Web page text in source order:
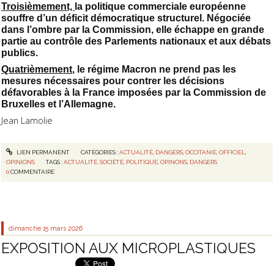
Troisièmement, la politique commerciale européenne
souffre d’un déficit démocratique structurel. Négociée
dans l’ombre par la Commission, elle échappe en grande
partie au contrôle des Parlements nationaux et aux débats
publics.
Quatrièmement, le régime Macron ne prend pas les
mesures nécessaires pour contrer les décisions
défavorables à la France imposées par la Commission de
Bruxelles et l’Allemagne.
Jean Lamolie
LIEN PERMANENT CATÉGORIES :ACTUALITÉ, DANGERS, OCCITANIE, OFFICIEL
OPINIONS
TAGS :ACTUALITÉ ,SOCIÉTÉ POLITIQUE ,OPINONS DANGERS
0COMMENTAIRE
dimanche 15 mars 2026
EXPOSITION AUX MICROPLASTIQUES